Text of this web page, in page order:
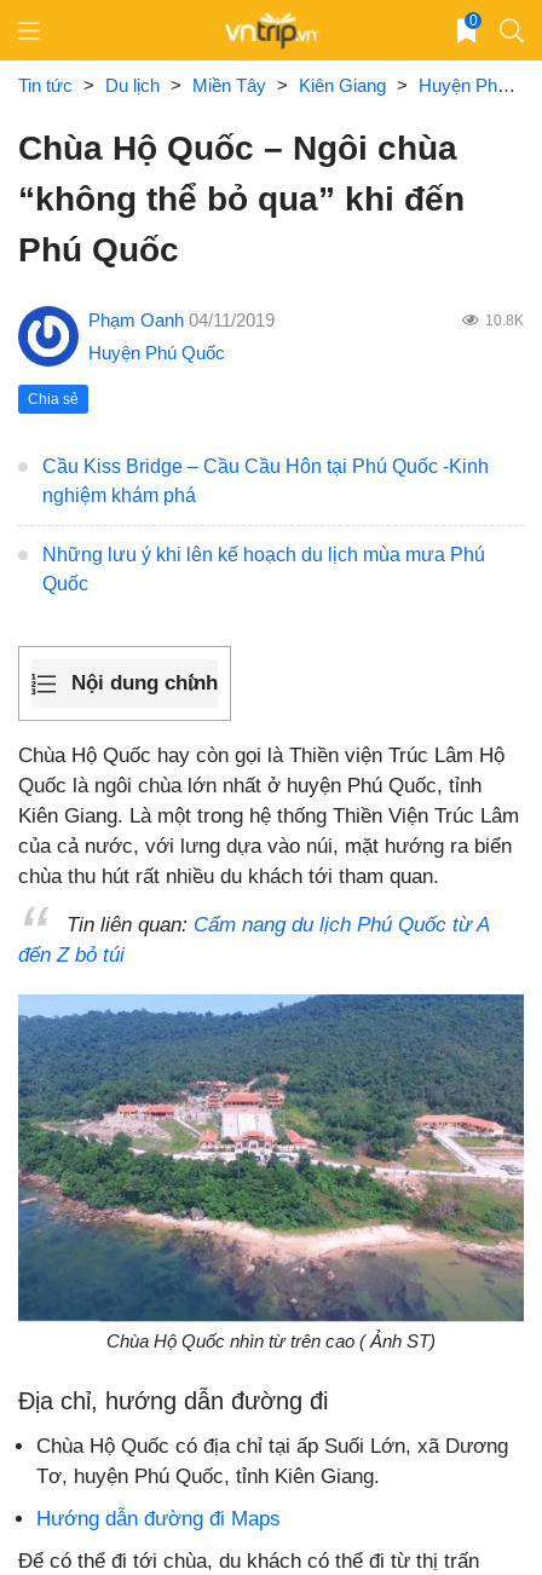
content
0
Tin tức > Du lịch > Miền Tây > Kiên Giang > Huyện Phú Quốc
Chùa Hộ Quốc – Ngôi chùa
“không thể bỏ qua” khi đến
Phú Quốc
Phạm Oanh 04/11/2019 10.8K
Huyện Phú Quốc
Chia sẻ
Cầu Kiss Bridge – Cầu Cầu Hôn tại Phú Quốc -Kinh
nghiệm khám phá
Những lưu ý khi lên kế hoạch du lịch mùa mưa Phú
Quốc
Nội dung chính
Chùa Hộ Quốc hay còn gọi là Thiền viện Trúc Lâm Hộ
Quốc là ngôi chùa lớn nhất ở huyện Phú Quốc, tỉnh
Kiên Giang. Là một trong hệ thống Thiền Viện Trúc Lâm
của cả nước, với lưng dựa vào núi, mặt hướng ra biển
chùa thu hút rất nhiều du khách tới tham quan.
Tin liên quan: Cẩm nang du lịch Phú Quốc từ A
đến Z bỏ túi
Chùa Hộ Quốc nhìn từ trên cao ( Ảnh ST)
Địa chỉ, hướng dẫn đường đi
Chùa Hộ Quốc có địa chỉ tại ấp Suối Lớn, xã Dương
Tơ, huyện Phú Quốc, tỉnh Kiên Giang.
Hướng dẫn đường đi Maps
Để có thể đi tới chùa, du khách có thể đi từ thị trấn